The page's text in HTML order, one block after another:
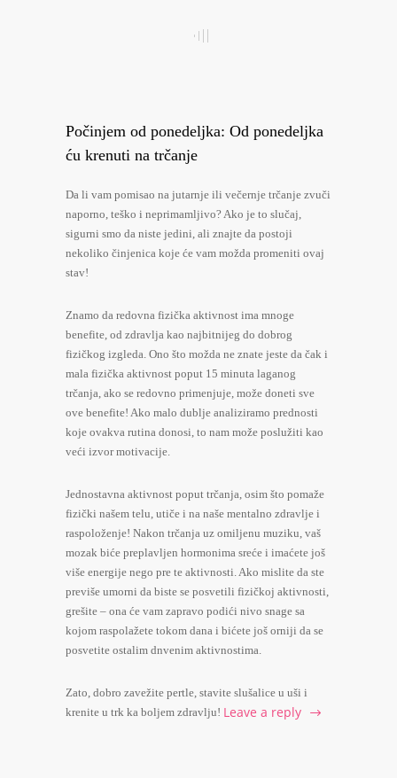
Počinjem od ponedeljka: Od ponedeljka
ću krenuti na trčanje
Da li vam pomisao na jutarnje ili večernje trčanje zvuči
naporno, teško i neprimamljivo? Ako je to slučaj,
sigurni smo da niste jedini, ali znajte da postoji
nekoliko činjenica koje će vam možda promeniti ovaj
stav!
Znamo da redovna fizička aktivnost ima mnoge
benefite, od zdravlja kao najbitnijeg do dobrog
fizičkog izgleda. Ono što možda ne znate jeste da čak i
mala fizička aktivnost poput 15 minuta laganog
trčanja, ako se redovno primenjuje, može doneti sve
ove benefite! Ako malo dublje analiziramo prednosti
koje ovakva rutina donosi, to nam može poslužiti kao
veći izvor motivacije.
Jednostavna aktivnost poput trčanja, osim što pomaže
fizički našem telu, utiče i na naše mentalno zdravlje i
raspoloženje! Nakon trčanja uz omiljenu muziku, vaš
mozak biće preplavljen hormonima sreće i imaćete još
više energije nego pre te aktivnosti. Ako mislite da ste
previše umorni da biste se posvetili fizičkoj aktivnosti,
grešite – ona će vam zapravo podići nivo snage sa
kojom raspolažete tokom dana i bićete još orniji da se
posvetite ostalim dnvenim aktivnostima.
Zato, dobro zavežite pertle, stavite slušalice u uši i
krenite u trk ka boljem zdravlju! Leave a reply